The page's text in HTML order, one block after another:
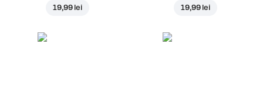
19,99 lei 19,99 lei